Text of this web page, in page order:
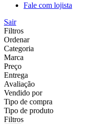
Fale com lojista
Sair
Filtros
Ordenar
Categoria
Marca
Preço
Entrega
Avaliação
Vendido por
Tipo de compra
Tipo de produto
Filtros